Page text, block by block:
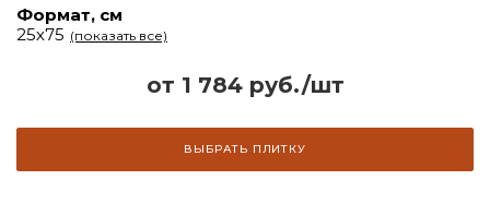
от 1 784 руб./шт
ВЫБРАТЬ ПЛИТКУ
Формат, см
25х75 (показать все)